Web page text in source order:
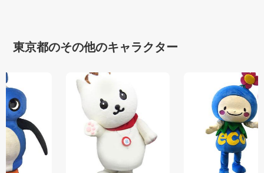
東京都のその他のキャラクター